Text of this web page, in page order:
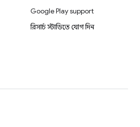
Google Play support
রিসার্চ স্টাডিতে যোগ দিন